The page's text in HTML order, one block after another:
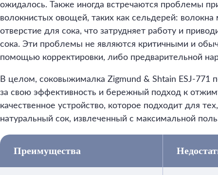
ожидалось. Также иногда встречаются проблемы
волокнистых овощей, таких как сельдерей: волокна
отверстие для сока, что затрудняет работу и
сока. Эти проблемы не являются критичными и
помощью корректировки, либо предварительной
В целом, соковыжималка Zigmund & Shtain ESJ-771
за свою эффективность и бережный подход к
качественное устройство, которое подходит для
натуральный сок, извлеченный с максимальной
Преимущества